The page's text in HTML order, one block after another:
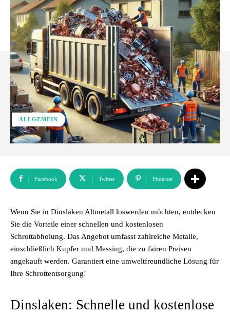
ALLGEMEIN
Facebook Twitter Pinterest
Wenn Sie in Dinslaken Altmetall loswerden möchten, entdecken
Sie die Vorteile einer schnellen und kostenlosen
Schrottabholung. Das Angebot umfasst zahlreiche Metalle,
einschließlich Kupfer und Messing, die zu fairen Preisen
angekauft werden. Garantiert eine umweltfreundliche Lösung für
Ihre Schrottentsorgung!
Dinslaken: Schnelle und kostenlose